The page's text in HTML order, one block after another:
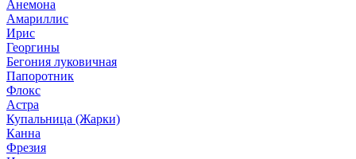
Анемона
Амариллис
Ирис
Георгины
Бегония луковичная
Папоротник
Флокс
Астра
Купальница (Жарки)
Канна
Фрезия